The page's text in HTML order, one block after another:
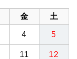
金 土
4 5
11 12